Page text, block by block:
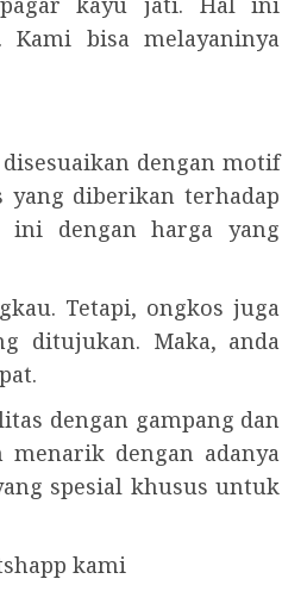
Kami bisa melayaninya
dengan motif
diberikan terhadap
ini dengan harga yang
Tetapi, ongkos juga
ditujukan. Maka, anda
dengan gampang dan
dengan adanya
spesial khusus untuk
kami